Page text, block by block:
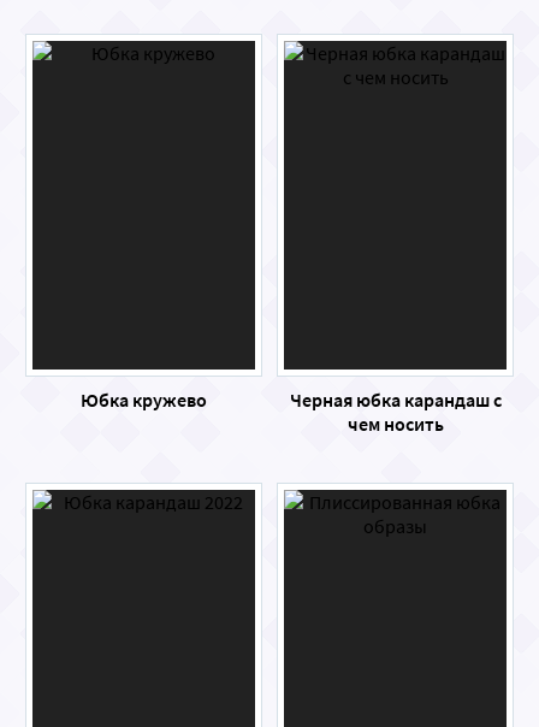
Юбка кружево
Черная юбка карандаш с
чем носить